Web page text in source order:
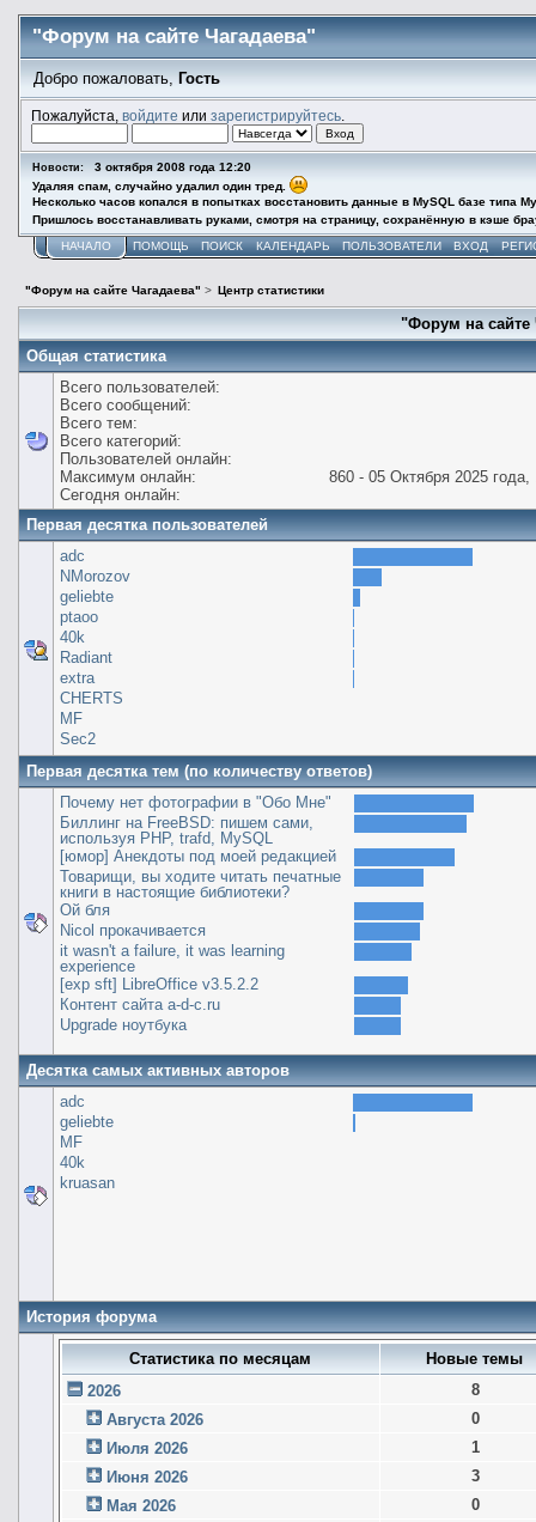
"Форум на сайте Чагадаева"
Добро пожаловать, Гость
Пожалуйста, войдите или зарегистрируйтесь.
Новости:
3 октября 2008 года 12:20
Удаляя спам, случайно удалил один тред.
Несколько часов копался в попытках восстановить данные в MySQL базе типа
Пришлось восстанавливать руками, смотря на страницу, сохранённую в кэше
НАЧАЛО ПОМОЩЬ ПОИСК КАЛЕНДАРЬ ПОЛЬЗОВАТЕЛИ ВХОД
"Форум на сайте Чагадаева" > Центр статистики
"Форум на сайте
Общая статистика
Всего пользователей:
Всего сообщений:
Всего тем:
Всего категорий:
Пользователей онлайн:
Максимум онлайн:
860 - 05 Октября 2025 года,
Сегодня онлайн:
Первая десятка пользователей
adc
NMorozov
geliebte
ptaoo
40k
Radiant
extra
CHERTS
MF
Sec2
Первая десятка тем (по количеству ответов)
Почему нет фотографии в "Обо Мне"
Биллинг на FreeBSD: пишем сами,
используя PHP, trafd, MySQL
[юмор] Анекдоты под моей редакцией
Товарищи, вы ходите читать печатные
книги в настоящие библиотеки?
Ой бля
Nicol прокачивается
it wasn't a failure, it was learning
experience
[exp sft] LibreOffice v3.5.2.2
Контент сайта a-d-c.ru
Upgrade ноутбука
Десятка самых активных авторов
adc
geliebte
MF
40k
kruasan
История форума
Статистика по месяцам
Новые темы
2026
8
Августа 2026
0
Июля 2026
1
Июня 2026
3
Мая 2026
0